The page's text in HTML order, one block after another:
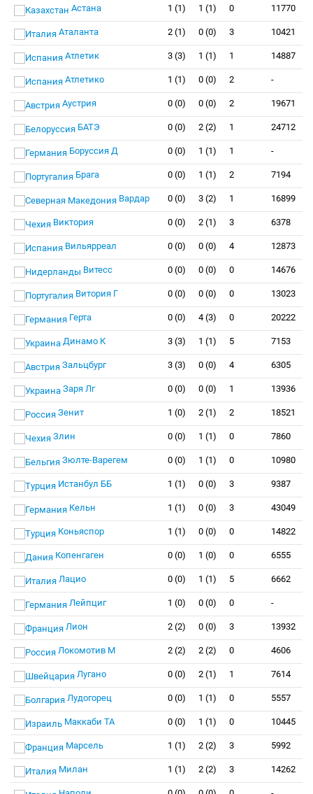
Астана 1 (1) 1 (1) 0 11770
Аталанта 2 (1) 0 (0) 3 10421
Атлетик 3 (3) 1 (1) 1 14887
Атлетико 1 (1) 0 (0) 2 -
Аустрия 0 (0) 0 (0) 2 19671
БАТЭ 0 (0) 2 (2) 1 24712
Боруссия Д 0 (0) 1 (1) 1 -
Брага 0 (0) 1 (1) 2 7194
Вардар 0 (0) 3 (2) 1 16899
Виктория 0 (0) 2 (1) 3 6378
Вильярреал 0 (0) 0 (0) 4 12873
Витесс 0 (0) 0 (0) 0 14676
Витория Г 0 (0) 0 (0) 0 13023
Герта 0 (0) 4 (3) 0 20222
Динамо К 3 (3) 1 (1) 5 7153
Зальцбург 3 (3) 0 (0) 4 6305
Заря Лг 0 (0) 0 (0) 1 13936
Зенит 1 (0) 2 (1) 2 18521
Злин 0 (0) 1 (1) 0 7860
Зюлте-Варегем 0 (0) 1 (1) 0 10980
Истанбул ББ 1 (1) 0 (0) 3 9387
Кельн 1 (1) 0 (0) 3 43049
Коньяспор 1 (1) 0 (0) 0 14822
Копенгаген 0 (0) 1 (0) 0 6555
Лацио 0 (0) 1 (1) 5 6662
Лейпциг 1 (0) 0 (0) 0 -
Лион 2 (2) 0 (0) 3 13932
Локомотив М 2 (2) 2 (2) 0 4606
Лугано 0 (0) 2 (1) 1 7614
Лудогорец 0 (0) 1 (1) 0 5557
Маккаби ТА 0 (0) 1 (1) 0 10445
Марсель 1 (1) 2 (2) 3 5992
Милан 1 (1) 2 (2) 3 14262